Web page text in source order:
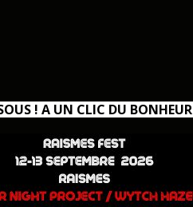
! A UN CLIC DU BONHEUR